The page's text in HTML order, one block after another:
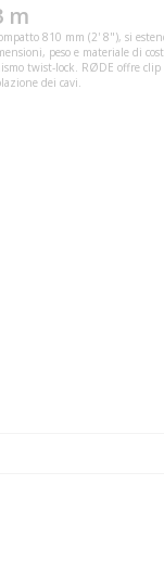
m
810 mm (2' 8"), si
peso e materiale
twist-lock. RØDE offre
dei cavi.